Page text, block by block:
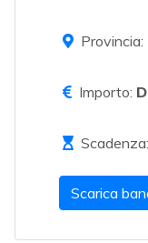
Provincia:
Importo:
Scadenza:
Scarica